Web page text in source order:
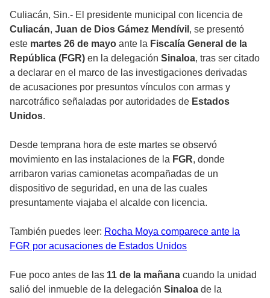
Culiacán, Sin.- El presidente municipal con licencia de
Culiacán, Juan de Dios Gámez Mendívil , se presentó
este martes 26 de mayo ante la Fiscalía General de la
República (FGR) en la delegación Sinaloa, tras ser citado
a declarar en el marco de las investigaciones derivadas
de acusaciones por presuntos vínculos con armas y
narcotráfico señaladas por autoridades de Estados
Unidos.
Desde temprana hora de este martes se observó
movimiento en las instalaciones de la FGR, donde
arribaron varias camionetas acompañadas de un
dispositivo de seguridad, en una de las cuales
presuntamente viajaba el alcalde con licencia.
También puedes leer: Rocha Moya comparece ante la
FGR por acusaciones de Estados Unidos
Fue poco antes de las 11 de la mañana cuando la unidad
salió del inmueble de la delegación Sinaloa de la